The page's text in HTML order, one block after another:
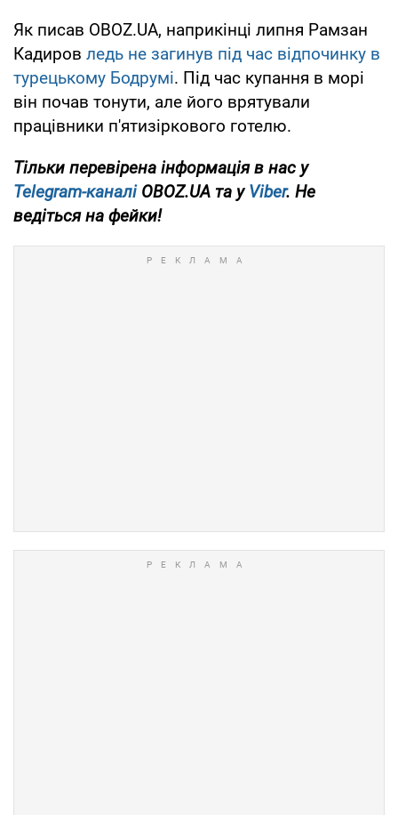
Як писав OBOZ.UA, наприкінці липня Рамзан
Кадиров ледь не загинув під час відпочинку в
турецькому Бодрумі. Під час купання в морі
він почав тонути, але його врятували
працівники п'ятизіркового готелю.
Тільки перевірена інформація в нас у
Telegram-каналіOBOZ.UA та уViber. Не
ведіться на фейки!